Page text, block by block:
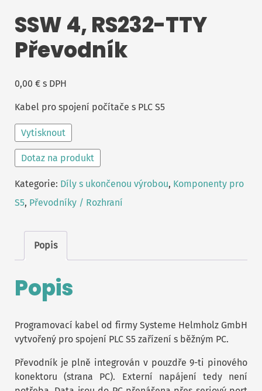
SSW 4, RS232-TTY
Převodník
0,00 € s DPH
Kabel pro spojení počítače s PLC S5
Vytisknout
Dotaz na produkt
Kategorie: Díly s ukončenou výrobou, Komponenty pro
S5, Převodníky / Rozhraní
Popis
Popis
Programovací kabel od firmy Systeme Helmholz GmbH
vytvořený pro spojení PLC S5 zařízení s běžným PC.
Převodník je plně integrován v pouzdře 9-ti pinového
konektoru (strana PC). Externí napájení tedy není